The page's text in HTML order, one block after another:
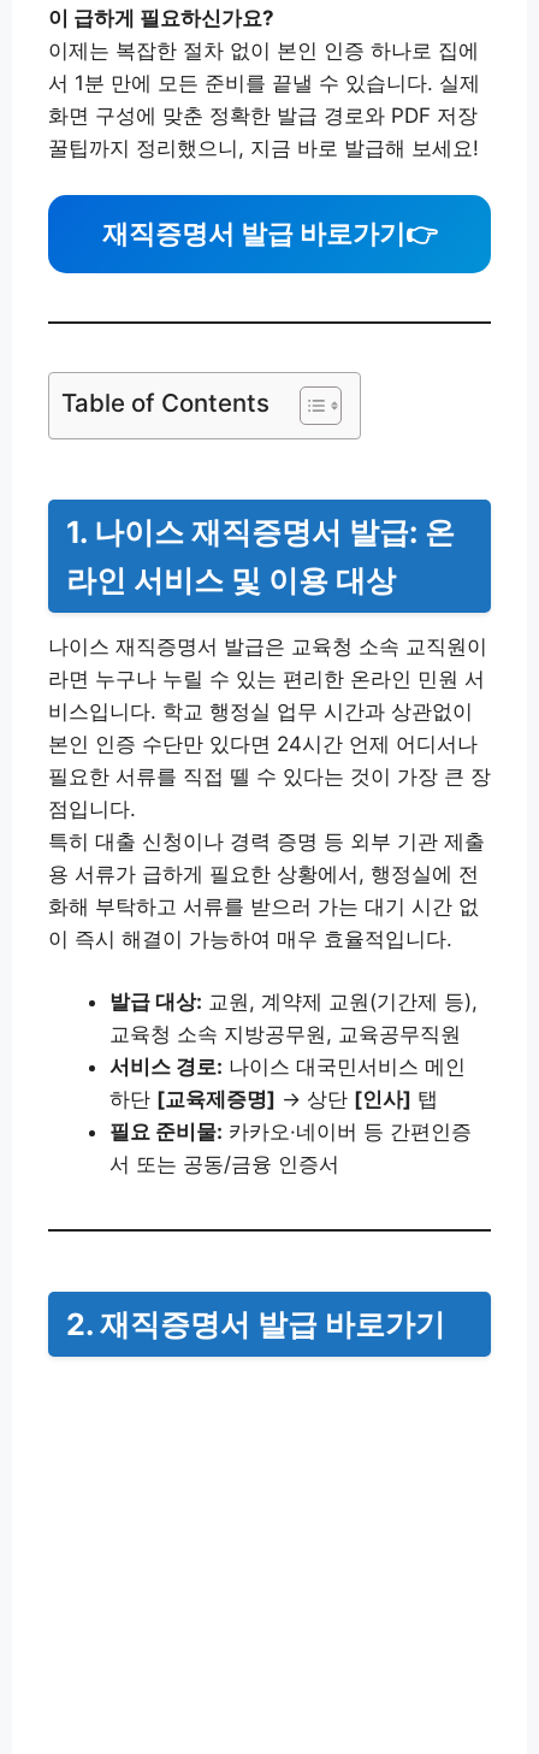
이 급하게 필요하신가요?
이제는 복잡한 절차 없이 본인 인증 하나로 집에
서 1분 만에 모든 준비를 끝낼 수 있습니다. 실제
화면 구성에 맞춘 정확한 발급 경로와 PDF 저장
꿀팁까지 정리했으니, 지금 바로 발급해 보세요!
재직증명서 발급 바로가기 👉
Table of Contents
1. 나이스 재직증명서 발급: 온
라인 서비스 및 이용 대상
나이스 재직증명서 발급은 교육청 소속 교직원이
라면 누구나 누릴 수 있는 편리한 온라인 민원 서
비스입니다. 학교 행정실 업무 시간과 상관없이
본인 인증 수단만 있다면 24시간 언제 어디서나
필요한 서류를 직접 뗄 수 있다는 것이 가장 큰 장
점입니다.
특히 대출 신청이나 경력 증명 등 외부 기관 제출
용 서류가 급하게 필요한 상황에서, 행정실에 전
화해 부탁하고 서류를 받으러 가는 대기 시간 없
이 즉시 해결이 가능하여 매우 효율적입니다.
발급 대상: 교원, 계약제 교원(기간제 등),
교육청 소속 지방공무원, 교육공무직원
서비스 경로: 나이스 대국민서비스 메인
하단 [교육제증명] → 상단 [인사] 탭
필요 준비물: 카카오·네이버 등 간편인증
서 또는 공동/금융 인증서
2. 재직증명서 발급 바로가기